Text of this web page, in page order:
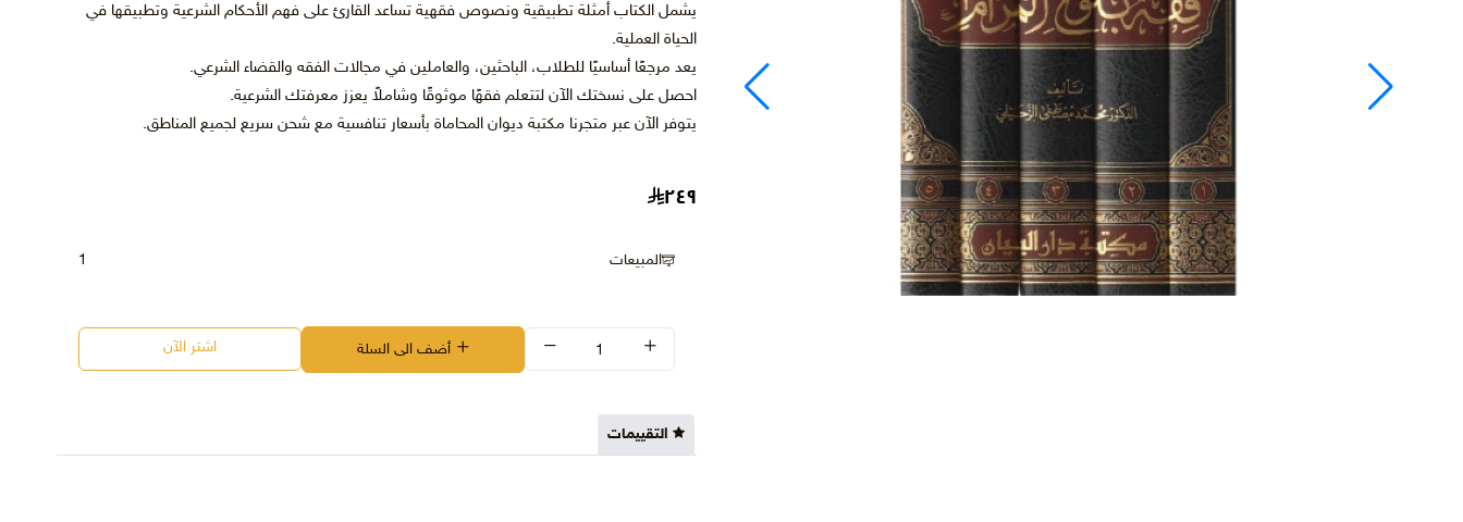
يشمل الكتاب أمثلة تطبيقية ونصوص فقهية تساعد القارئ على فهم الأحكام الشرعية وتطبيقها في
الحياة العملية.
يعد مرجعًا أساسيًا للطلاب، الباحثين، والعاملين في مجالات الفقه والقضاء الشرعي.
احصل على نسختك الآن لتتعلم فقهًا موثوقًا وشاملاً يعزز معرفتك الشرعية.
يتوفر الآن عبر متجرنا مكتبة ديوان المحاماة بأسعار تنافسية مع شحن سريع لجميع المناطق.
٢٤٩
المبيعات 1
أضف الى السلة اشتر الآن
التقييمات